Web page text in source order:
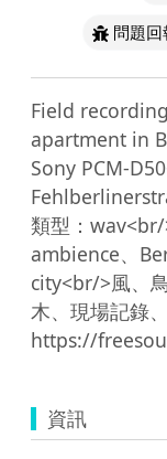
問題回
Field
apartment in
Sony PCM-
類型：
ambience、
city<br/>風、
木、現場記錄
資訊